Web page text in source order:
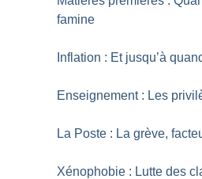
famine
Inflation : Et jusqu’à
Enseignement : Les
La Poste : La grève,
Xénophobie : Lutte des